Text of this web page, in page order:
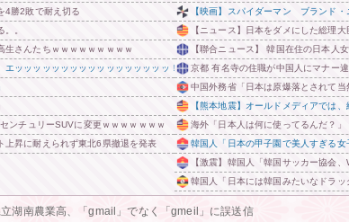
4勝2敗で耐え切る
。
生さんたちｗｗｗｗｗｗｗｗｗ
エッッッッッッッッッッッッッッッッッ！
ンチュリーSUVに変更ｗｗｗｗｗｗｗ
上昇に耐えられず東北6県撤退を発表
【映画】スパイダーマン ブランド・
【ニュース】日本をダメにした総理
【聯合ニュース】 韓国在住の日本
京都 有名寺の住職が中国人にマナー
中国外務省「日本は原爆落とされて当
【熊本地震】オールドメディアでは
海外「日本人は何に使ってるんだ？
韓国人「日本の甲子園で美人すぎる
【激震】韓国人「韓国サッカー協会
韓国人「日本には韓国みたいなドラ
湖南農業高、「gmail」でなく「gmeil」に誤送信